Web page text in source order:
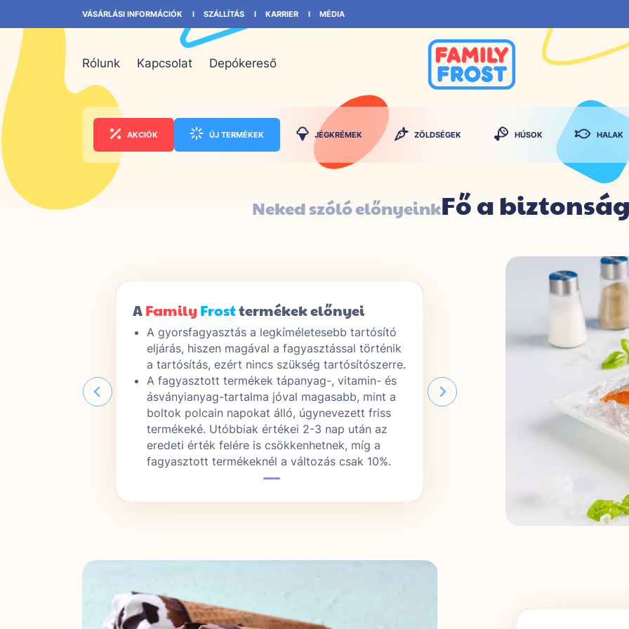
VÁSÁRLÁSI INFORMÁCIÓK SZÁLLÍTÁS KARRIER MÉDIA
Rólunk Kapcsolat Depókereső
AKCIÓK ÚJ TERMÉKEK JÉGKRÉMEK ZÖLDSÉGEK HÚSOK HALAK
Neked szóló előnyeinkFő a biztonság
, vitamin- és
mint a
AFamilyFrosttermékek előnyei
A gyorsfagyasztás a legkíméletesebb tartósító
eljárás, hiszen magával a fagyasztással történik
a tartósítás, ezért nincs szükség tartósítószerre.
A fagyasztott termékek tápanyag-, vitamin- és
ásványianyag-tartalma jóval magasabb, mint a
boltok polcain napokat álló, úgynevezett friss
termékeké. Utóbbiak értékei 2-3 nap után az
eredeti érték felére is csökkenhetnek, míg a
fagyasztott termékeknél a változás csak 10%.
termékek
A gyorsfagyasztás a
eljárás, hiszen magával a
a tartósítás, ezért nincs
A fagyasztott termékek
ásványianyag-tartalma jóval
boltok polcain napokat álló,
termékeké. Utóbbiak értékei 2-
eredeti érték felére is
fagyasztott termékeknél a